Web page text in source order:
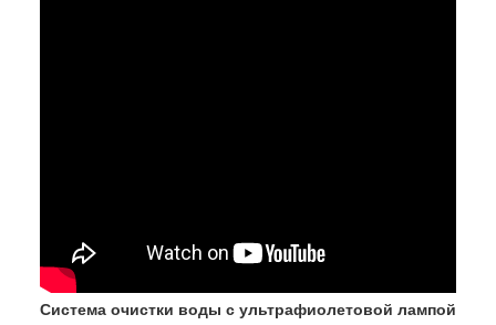
Система очистки воды с ультрафиолетовой лампой